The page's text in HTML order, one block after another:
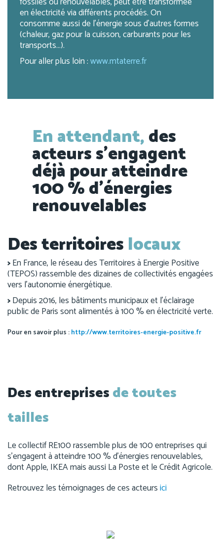
en électricité via différents procédés. On
consomme aussi de l’énergie sous d’autres formes
(chaleur, gaz pour la cuisson, carburants pour les
transports…).
Pour aller plus loin :www.mtaterre.fr
En attendant,des
acteurs s’engagent
déjà pour atteindre
100 % d’énergies
renouvelables
Des territoireslocaux
>En France, le réseau des Territoires à Energie Positive
(TEPOS) rassemble des dizaines de collectivités engagées
vers l’autonomie énergétique.
>Depuis 2016, les bâtiments municipaux et l’éclairage
public de Paris sont alimentés à 100 % en électricité verte.
Pour en savoir plus :http://www.territoires-energie-positive.fr
Des entreprisesde toutes
tailles
Le collectif RE100 rassemble plus de 100 entreprises qui
s’engagent à atteindre 100 % d’énergies renouvelables,
dont Apple, IKEA mais aussi La Poste et le Crédit Agricole.
Retrouvez les témoignages de ces acteursici